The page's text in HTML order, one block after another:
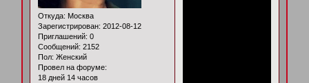
Откуда: Москва
Зарегистрирован: 2012-08-12
Приглашений: 0
Сообщений: 2152
Пол: Женский
Провел на форуме:
18 дней 14 часов